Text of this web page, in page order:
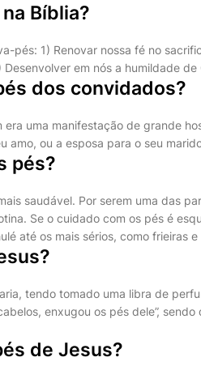
Bíblia?
pés: 1) Renovar nossa fé no
em nós a humildade de
dos convidados?
uma manifestação de grande
amo, ou a esposa para o seu
pés?
saudável. Por serem uma das
Se o cuidado com os pés é
até os mais sérios, como frieiras e
tendo tomado uma libra de
enxugou os pés dele”, sendo
de Jesus?